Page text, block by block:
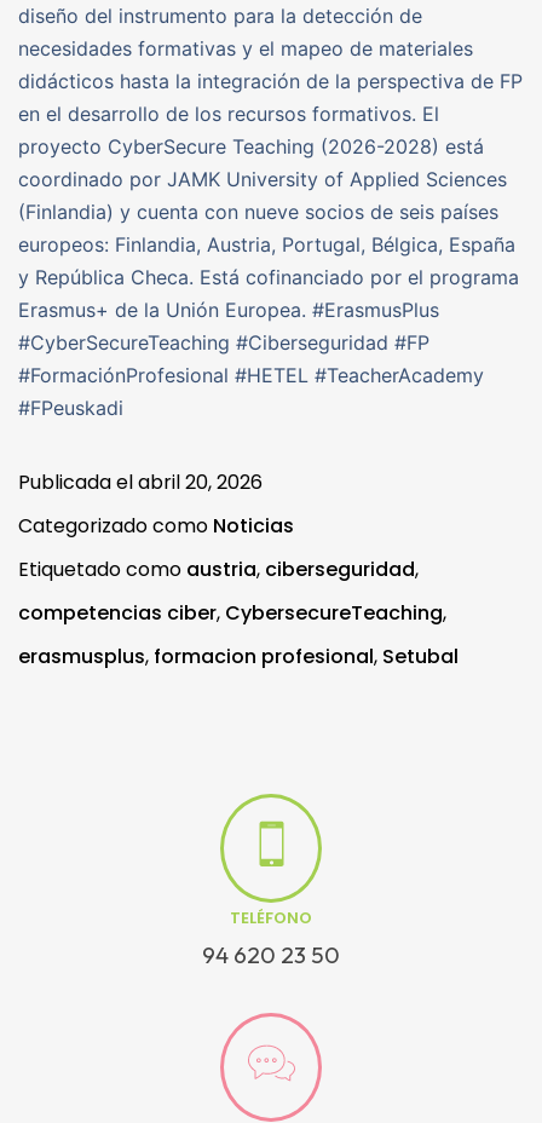
diseño del instrumento para la detección de
necesidades formativas y el mapeo de materiales
didácticos hasta la integración de la perspectiva de FP
en el desarrollo de los recursos formativos. El
proyecto CyberSecure Teaching (2026-2028) está
coordinado por JAMK University of Applied Sciences
(Finlandia) y cuenta con nueve socios de seis países
europeos: Finlandia, Austria, Portugal, Bélgica, España
y República Checa. Está cofinanciado por el programa
Erasmus+ de la Unión Europea. #ErasmusPlus
#CyberSecureTeaching #Ciberseguridad #FP
#FormaciónProfesional #HETEL #TeacherAcademy
#FPeuskadi
Publicada elabril 20, 2026
Categorizado como Noticias
Etiquetado como austria, ciberseguridad,
competencias ciber, CybersecureTeaching,
erasmusplus, formacion profesional, Setubal
TELÉFONO
94 620 23 50